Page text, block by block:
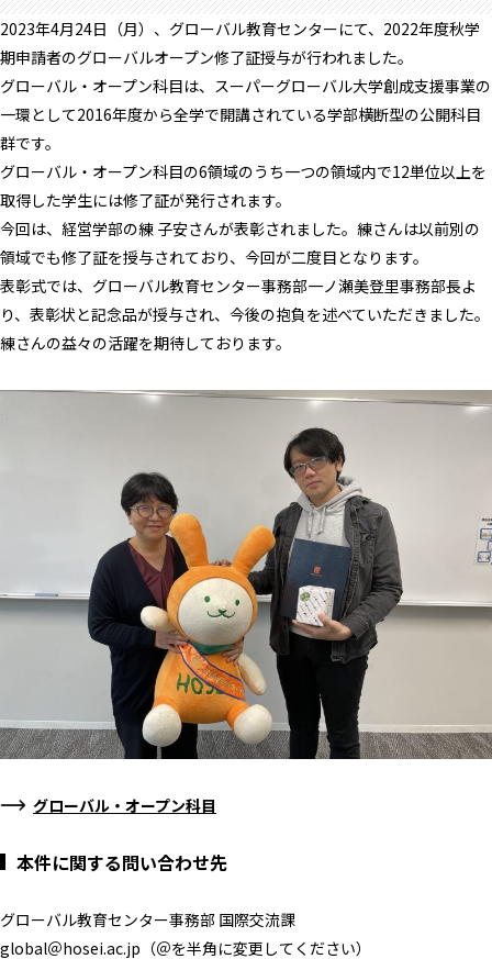
2023年4月24日（月）、グローバル教育センターにて、2022年度秋学
期申請者のグローバルオープン修了証授与が行われました。
グローバル・オープン科目は、スーパーグローバル大学創成支援事業の
一環として2016年度から全学で開講されている学部横断型の公開科目
群です。
グローバル・オープン科目の6領域のうち一つの領域内で12単位以上を
取得した学生には修了証が発行されます。
今回は、経営学部の練 子安さんが表彰されました。練さんは以前別の
領域でも修了証を授与されており、今回が二度目となります。
表彰式では、グローバル教育センター事務部一ノ瀬美登里事務部長よ
り、表彰状と記念品が授与され、今後の抱負を述べていただきました。
練さんの益々の活躍を期待しております。
グローバル・オープン科目
本件に関する問い合わせ先
グローバル教育センター事務部 国際交流課
global＠hosei.ac.jp（＠を半角に変更してください）